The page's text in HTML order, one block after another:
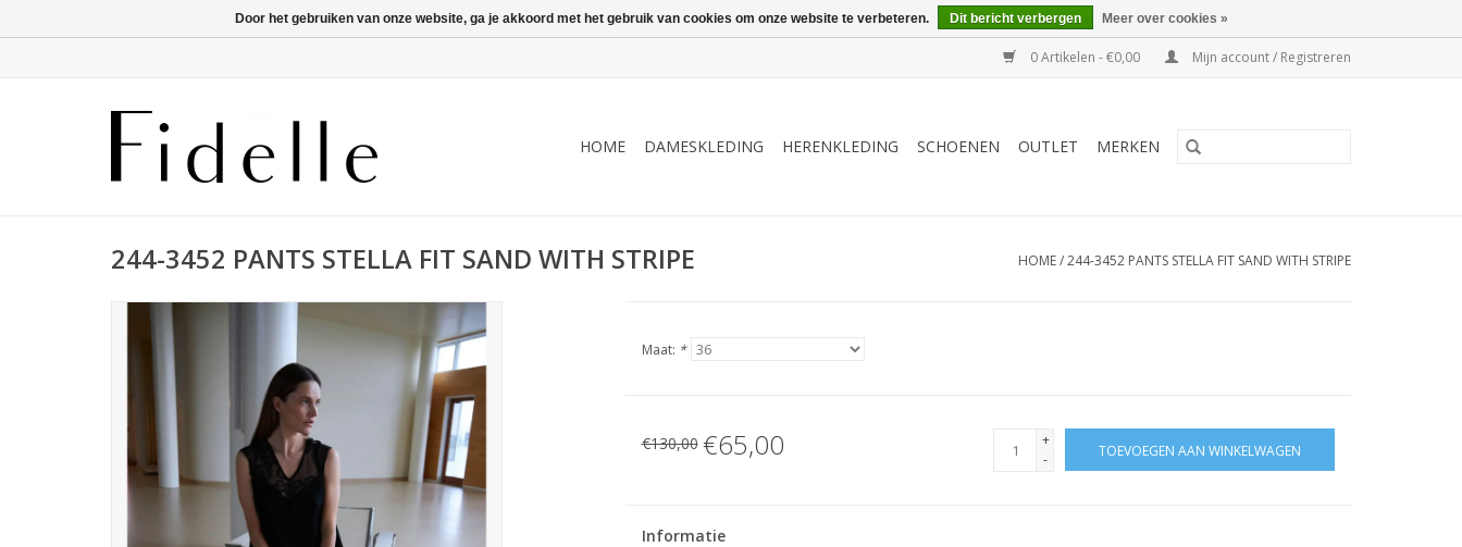
0 Artikelen - €0,00 Mijn account / Registreren
HOME DAMESKLEDING HERENKLEDING SCHOENEN OUTLET MERKEN
244-3452 PANTS STELLA FIT SAND WITH STRIPE HOME/244-3452 PANTS STELLA FIT SAND WITH STRIPE
Maat: *
€130,00 €65,00
+
-
TOEVOEGEN AAN WINKELWAGEN
Informatie
Door het gebruiken van onze website, ga je akkoord met het gebruik van cookies om onze website te verbeteren. Dit bericht verbergen Meer over cookies »